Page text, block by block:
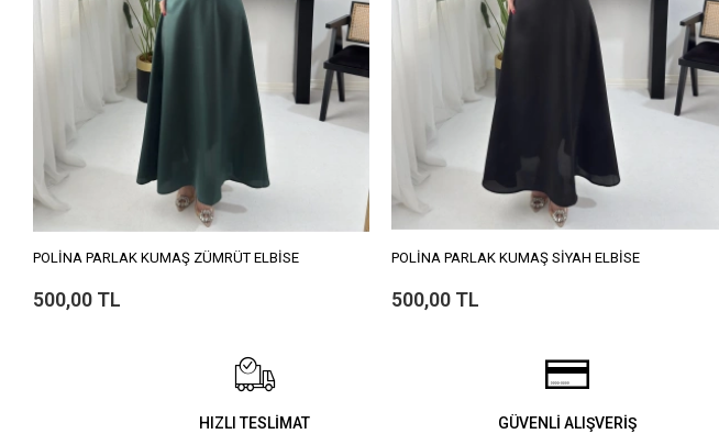
POLİNA PARLAK KUMAŞ ZÜMRÜT ELBİSE
500,00 TL
POLİNA PARLAK KUMAŞ SİYAH ELBİSE
500,00 TL
HIZLI TESLİMAT GÜVENLİ ALIŞVERİŞ